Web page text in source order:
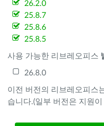
26.2.0
25.8.7
25.8.6
25.8.5
사용 가능한 리브레오피스
26.8.0
이전 버전의 리브레오피스
습니다.(일부 버전은 지원